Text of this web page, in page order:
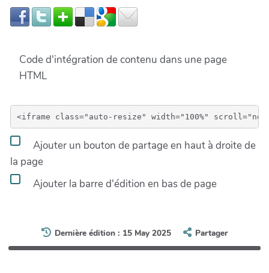
Code d'intégration de contenu dans une page
HTML
Ajouter un bouton de partage en haut à droite de
la page
Ajouter la barre d'édition en bas de page
Dernière édition : 15 May 2025 Partager